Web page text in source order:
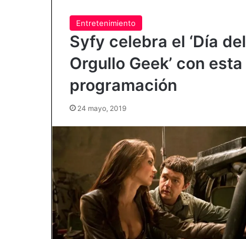
Entretenimiento
Syfy celebra el ‘Día del
Orgullo Geek’ con esta
programación
24 mayo, 2019